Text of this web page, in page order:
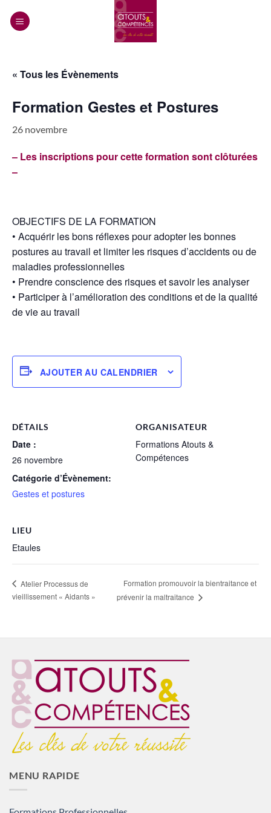
« Tous les Évènements
Formation Gestes et Postures
26 novembre
– Les inscriptions pour cette formation sont clôturées
–
OBJECTIFS DE LA FORMATION
• Acquérir les bons réflexes pour adopter les bonnes
postures au travail et limiter les risques d’accidents ou de
maladies professionnelles
• Prendre conscience des risques et savoir les analyser
• Participer à l’amélioration des conditions et de la qualité
de vie au travail
AJOUTER AU CALENDRIER
DÉTAILS
Date :
26 novembre
Catégorie d’Évènement:
Gestes et postures
ORGANISATEUR
Formations Atouts &
Compétences
LIEU
Etaules
Atelier Processus de
vieillissement « Aidants »
Formation promouvoir la bientraitance et
prévenir la maltraitance
MENU RAPIDE